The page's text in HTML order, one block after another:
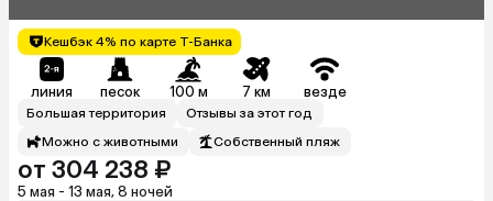
Кешбэк 4% по карте Т-Банка
линия песок 100 м 7 км везде
Большая территория
Отзывы за этот год
Можно с животными
Собственный пляж
от 304 238 ₽
5 мая - 13 мая, 8 ночей